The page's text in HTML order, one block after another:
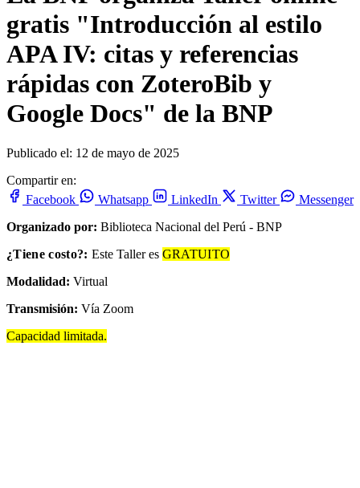
gratis "Introducción al estilo
APA IV: citas y referencias
rápidas con ZoteroBib y
Google Docs" de la BNP
Publicado el: 12 de mayo de 2025
Compartir en:
Facebook
Whatsapp LinkedIn Twitter
Messenger
Organizado por: Biblioteca Nacional del Perú - BNP
¿Tiene costo?: Este Taller es GRATUITO
Modalidad: Virtual
Transmisión: Vía Zoom
Capacidad limitada.